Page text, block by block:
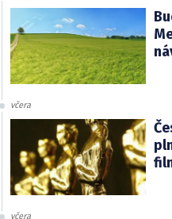
včera
včera